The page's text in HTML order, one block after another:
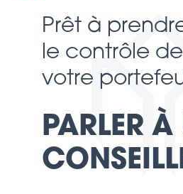
Prêt à
le contrôle de
votre
PARLER À